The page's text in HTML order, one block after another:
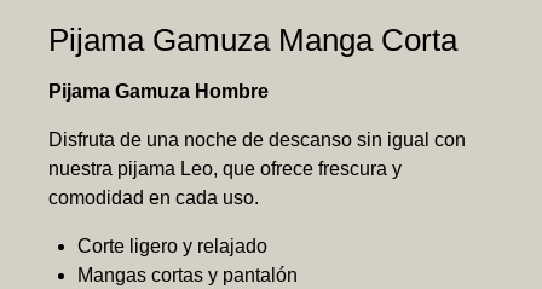
Pijama Gamuza Manga Corta
Pijama Gamuza Hombre
Disfruta de una noche de descanso sin igual con
nuestra pijama Leo, que ofrece frescura y
comodidad en cada uso.
Corte ligero y relajado
Mangas cortas y pantalón